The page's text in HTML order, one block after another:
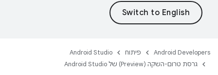
Android Developers פיתוח
Android Studio
גרסת טרום-השקה (Preview) של Android Studio